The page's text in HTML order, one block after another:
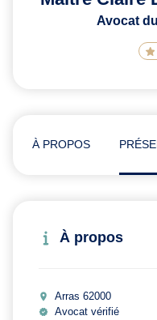
Avocat
À PROPOS
À propos
Arras 62000
Avocat vérifié